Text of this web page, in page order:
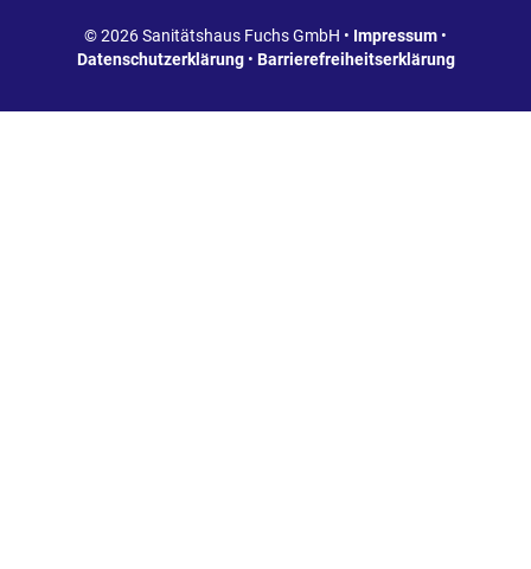
© 2026 Sanitätshaus Fuchs GmbH • Impressum •
Datenschutzerklärung• Barrierefreiheitserklärung